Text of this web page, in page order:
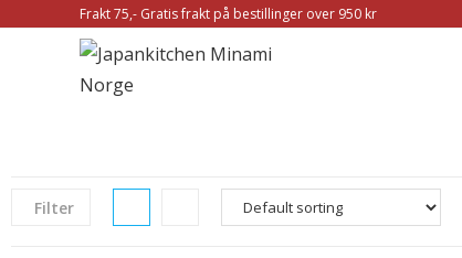
Frakt 75,- Gratis frakt på bestillinger over 950 kr
Filter